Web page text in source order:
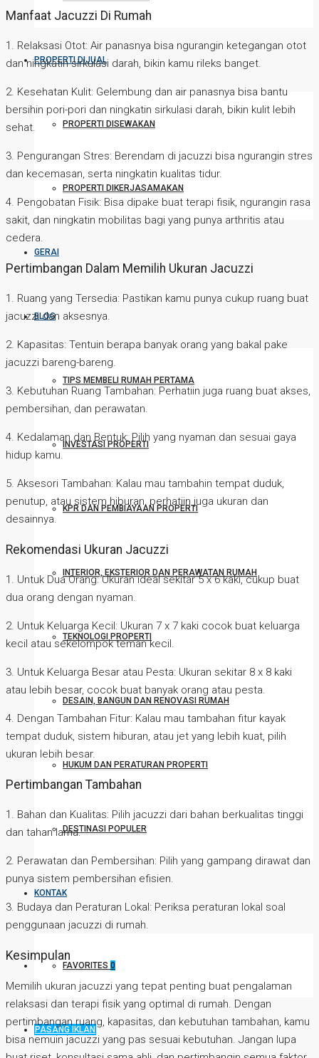
PROPERTI DIJUAL
PROPERTI DISEWAKAN
PROPERTI DIKERJASAMAKAN
GERAI
BLOG
TIPS MEMBELI RUMAH PERTAMA
INVESTASI PROPERTI
KPR DAN PEMBIAYAAN PROPERTI
INTERIOR, EKSTERIOR DAN PERAWATAN RUMAH
TEKNOLOGI PROPERTI
DESAIN, BANGUN DAN RENOVASI RUMAH
HUKUM DAN PERATURAN PROPERTI
DESTINASI POPULER
KONTAK
FAVORITES 0
PASANG IKLAN
Manfaat Jacuzzi Di Rumah
1. Relaksasi Otot: Air panasnya bisa ngurangin ketegangan otot
dan ningkatin sirkulasi darah, bikin kamu rileks banget.
2. Kesehatan Kulit: Gelembung dan air panasnya bisa bantu
bersihin pori-pori dan ningkatin sirkulasi darah, bikin kulit lebih
sehat.
3. Pengurangan Stres: Berendam di jacuzzi bisa ngurangin stres
dan kecemasan, serta ningkatin kualitas tidur.
4. Pengobatan Fisik: Bisa dipake buat terapi fisik, ngurangin rasa
sakit, dan ningkatin mobilitas bagi yang punya arthritis atau
cedera.
Pertimbangan Dalam Memilih Ukuran Jacuzzi
1. Ruang yang Tersedia: Pastikan kamu punya cukup ruang buat
jacuzzi dan aksesnya.
2. Kapasitas: Tentuin berapa banyak orang yang bakal pake
jacuzzi bareng-bareng.
3. Kebutuhan Ruang Tambahan: Perhatiin juga ruang buat akses,
pembersihan, dan perawatan.
4. Kedalaman dan Bentuk: Pilih yang nyaman dan sesuai gaya
hidup kamu.
5. Aksesori Tambahan: Kalau mau tambahin tempat duduk,
penutup, atau sistem hiburan, perhatiin juga ukuran dan
desainnya.
Rekomendasi Ukuran Jacuzzi
1. Untuk Dua Orang: Ukuran ideal sekitar 5 x 6 kaki, cukup buat
dua orang dengan nyaman.
2. Untuk Keluarga Kecil: Ukuran 7 x 7 kaki cocok buat keluarga
kecil atau sekelompok teman kecil.
3. Untuk Keluarga Besar atau Pesta: Ukuran sekitar 8 x 8 kaki
atau lebih besar, cocok buat banyak orang atau pesta.
4. Dengan Tambahan Fitur: Kalau mau tambahan fitur kayak
tempat duduk, sistem hiburan, atau jet yang lebih kuat, pilih
ukuran lebih besar.
Pertimbangan Tambahan
1. Bahan dan Kualitas: Pilih jacuzzi dari bahan berkualitas tinggi
dan tahan lama.
2. Perawatan dan Pembersihan: Pilih yang gampang dirawat dan
punya sistem pembersihan efisien.
3. Budaya dan Peraturan Lokal: Periksa peraturan lokal soal
penggunaan jacuzzi di rumah.
Kesimpulan
Memilih ukuran jacuzzi yang tepat penting buat pengalaman
relaksasi dan terapi fisik yang optimal di rumah. Dengan
pertimbangan ruang, kapasitas, dan kebutuhan tambahan, kamu
bisa nemuin jacuzzi yang pas sesuai kebutuhan. Jangan lupa